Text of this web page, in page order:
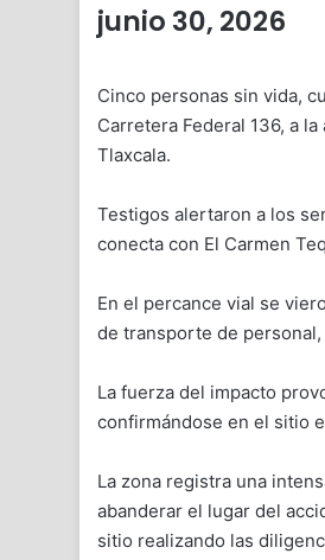
junio 30, 2026
Cinco personas sin vida,
Carretera Federal 136, a
Tlaxcala.
Testigos alertaron a los
conecta con El Carmen
En el percance vial se
de transporte de
La fuerza del impacto
confirmándose en el sitio
La zona registra una
abanderar el lugar del
sitio realizando las